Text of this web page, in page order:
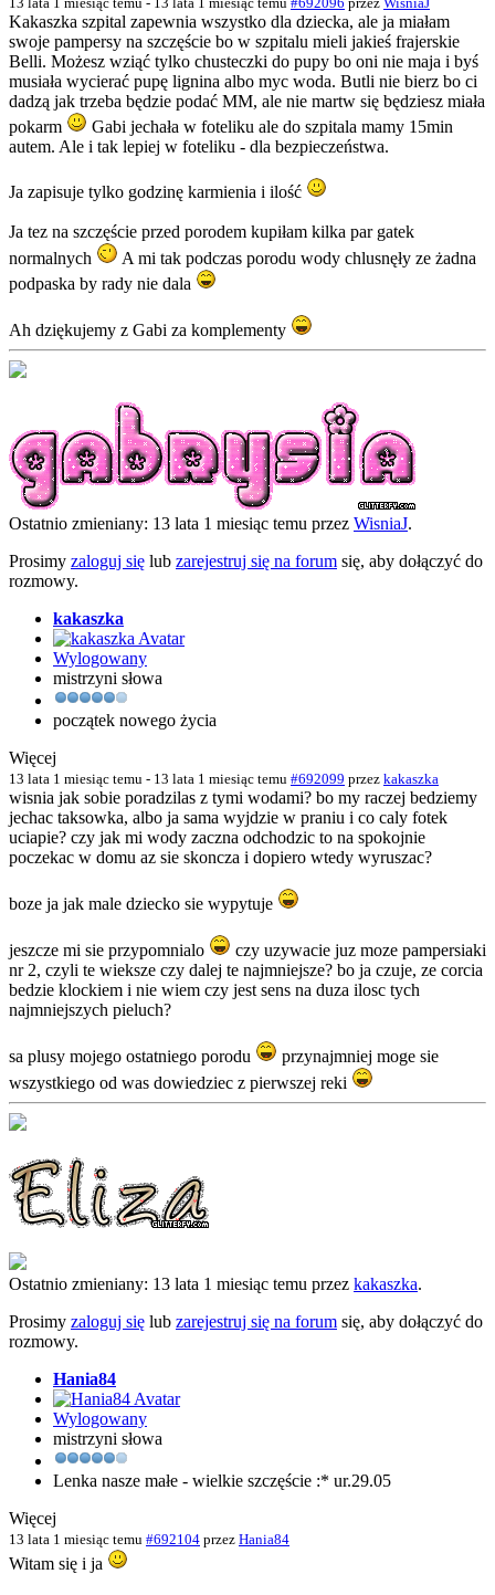
Kakaszka szpital zapewnia wszystko dla dziecka, ale ja miałam
swoje pampersy na szczęście bo w szpitalu mieli jakieś frajerskie
Belli. Możesz wziąć tylko chusteczki do pupy bo oni nie maja i byś
musiała wycierać pupę lignina albo myc woda. Butli nie bierz bo ci
dadzą jak trzeba będzie podać MM, ale nie martw się będziesz miała
pokarm
Gabi jechała w foteliku ale do szpitala mamy 15min
autem. Ale i tak lepiej w foteliku - dla bezpieczeństwa.
Ja zapisuje tylko godzinę karmienia i ilość
Ja tez na szczęście przed porodem kupiłam kilka par gatek
normalnych
A mi tak podczas porodu wody chlusnęły ze żadna
podpaska by rady nie dala
Ah dziękujemy z Gabi za komplementy
Ostatnio zmieniany: 13 lata 1 miesiąc temu przez WisniaJ.
Prosimy zaloguj się lub zarejestruj się na forum się, aby dołączyć do
rozmowy.
kakaszka
Wylogowany
mistrzyni słowa
początek nowego życia
Więcej
13 lata 1 miesiąc temu - 13 lata 1 miesiąc temu #692099 przez kakaszka
wisnia jak sobie poradzilas z tymi wodami? bo my raczej bedziemy
jechac taksowka, albo ja sama wyjdzie w praniu i co caly fotek
uciapie? czy jak mi wody zaczna odchodzic to na spokojnie
poczekac w domu az sie skoncza i dopiero wtedy wyruszac?
boze ja jak male dziecko sie wypytuje
jeszcze mi sie przypomnialo
czy uzywacie juz moze pampersiaki
nr 2, czyli te wieksze czy dalej te najmniejsze? bo ja czuje, ze corcia
bedzie klockiem i nie wiem czy jest sens na duza ilosc tych
najmniejszych pieluch?
sa plusy mojego ostatniego porodu
przynajmniej moge sie
wszystkiego od was dowiedziec z pierwszej reki
Ostatnio zmieniany: 13 lata 1 miesiąc temu przez kakaszka.
Prosimy zaloguj się lub zarejestruj się na forum się, aby dołączyć do
rozmowy.
Hania84
Wylogowany
mistrzyni słowa
Lenka nasze małe - wielkie szczęście :* ur.29.05
Więcej
13 lata 1 miesiąc temu #692104 przez Hania84
Witam się i ja